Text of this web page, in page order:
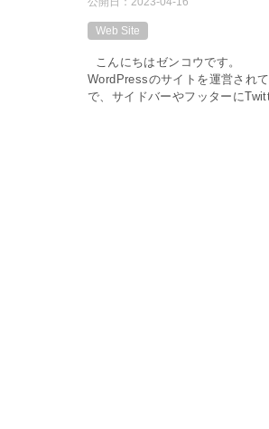
Web Site
こんにちはゼンコウです。
WordPressのサイトを運営され
で、サイドバーやフッターに